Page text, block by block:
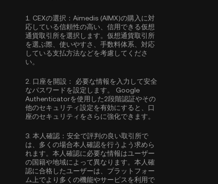
1. CEXの選択： Aimedis (AIMX)の購入に対
応している信頼性の高い、信用できる仮想
通貨取引所を選択します。仮想通貨取引所
を選ぶ際、使いやすさ、手数料体系、対応
している支払方法などを考慮してくださ
い。
2. 口座を開設： 必要な情報を入力して安全
なパスワードを設定します。 Google
Authenticatorを使用した2段階認証やその
他のセキュリティ設定を有効にすると、口
座のセキュリティをさらに強化できます。
3. 本人確認： 安全で評判の良い取引所で
は、多くの場合本人確認を行うよう求めら
れます。本人確認に必要な情報はユーザー
の国籍や地域によって異なります。本人確
認に合格したユーザーは、プラットフォー
ム上でより多くの機能やサービスを利用で